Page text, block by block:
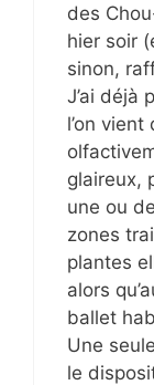
des
hier soir
sinon,
J’ai déjà
l’on
glaireux,
une ou
zones
plantes
alors
ballet
Une
le